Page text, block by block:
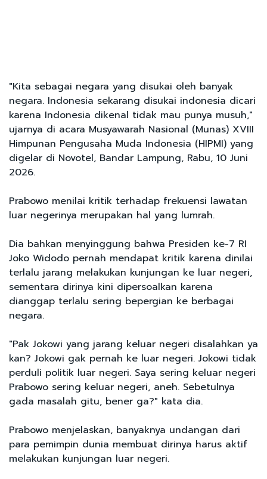
"Kita sebagai negara yang disukai oleh banyak
negara. Indonesia sekarang disukai indonesia dicari
karena Indonesia dikenal tidak mau punya musuh,"
ujarnya di acara Musyawarah Nasional (Munas) XVIII
Himpunan Pengusaha Muda Indonesia (HIPMI) yang
digelar di Novotel, Bandar Lampung, Rabu, 10 Juni
2026.
Prabowo menilai kritik terhadap frekuensi lawatan
luar negerinya merupakan hal yang lumrah.
Dia bahkan menyinggung bahwa Presiden ke-7 RI
Joko Widodo pernah mendapat kritik karena dinilai
terlalu jarang melakukan kunjungan ke luar negeri,
sementara dirinya kini dipersoalkan karena
dianggap terlalu sering bepergian ke berbagai
negara.
"Pak Jokowi yang jarang keluar negeri disalahkan ya
kan? Jokowi gak pernah ke luar negeri. Jokowi tidak
perduli politik luar negeri. Saya sering keluar negeri
Prabowo sering keluar negeri, aneh. Sebetulnya
gada masalah gitu, bener ga?" kata dia.
Prabowo menjelaskan, banyaknya undangan dari
para pemimpin dunia membuat dirinya harus aktif
melakukan kunjungan luar negeri.